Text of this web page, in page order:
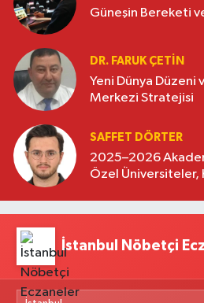
Güneşin Bereketi
DR. FARUK ÇETİN
Yeni Dünya Düzeni
Merkezi Stratejisi
SAFFET DÖRTER
2025–2026
Özel Üniversiteler,
İstanbul Nöbetçi